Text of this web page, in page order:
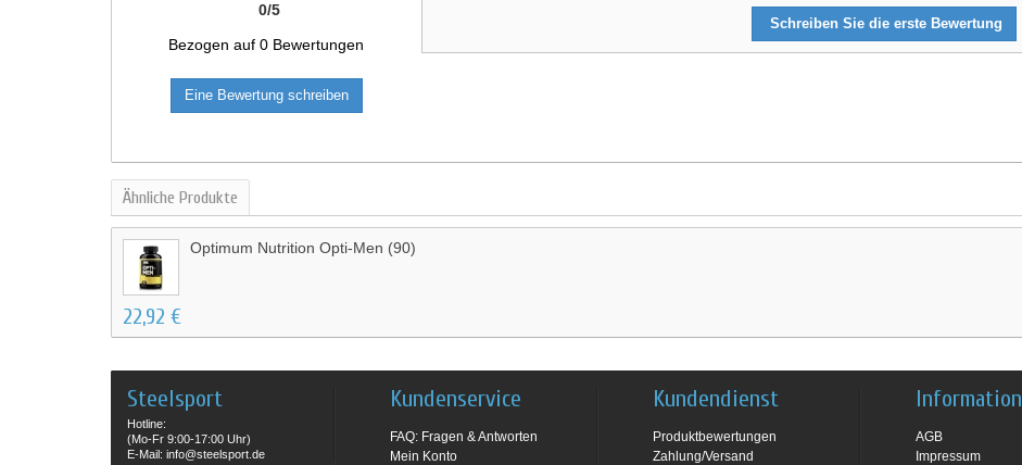
0/5
Bezogen auf0 Bewertungen
Eine Bewertung schreiben
Schreiben Sie die erste Bewertung
Ähnliche Produkte
Optimum Nutrition Opti-Men (90)
22,92 €
Steelsport
Hotline:
(Mo-Fr 9:00-17:00 Uhr)
E-Mail: info@steelsport.de
Kundenservice
FAQ: Fragen & Antworten
Mein Konto
Kundendienst
Produktbewertungen
Zahlung/Versand
Information
AGB
Impressum